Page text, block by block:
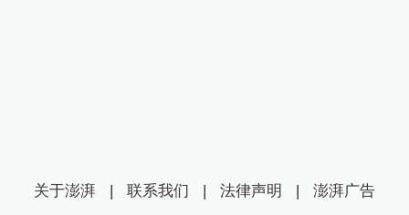
关于澎湃 | 联系我们 | 法律声明 | 澎湃广告